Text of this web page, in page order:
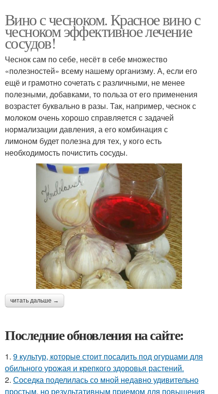
Вино с чесноком. Красное вино с
чесноком эффективное лечение
сосудов!
Чеснок сам по себе, несёт в себе множество
«полезностей» всему нашему организму. А, если его
ещё и грамотно сочетать с различными, не менее
полезными, добавками, то польза от его применения
возрастет буквально в разы. Так, например, чеснок с
молоком очень хорошо справляется с задачей
нормализации давления, а его комбинация с
лимоном будет полезна для тех, у кого есть
необходимость почистить сосуды.
читать дальше →
Последние обновления на сайте:
1. 9 культур, которые стоит посадить под огурцами для
обильного урожая и крепкого здоровья растений.
2. Соседка поделилась со мной недавно удивительно
простым, но результативным приемом для повышения